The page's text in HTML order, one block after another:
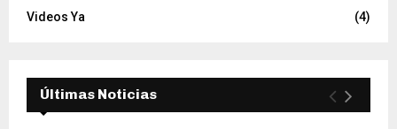
Videos Ya
(4)
Últimas Noticias